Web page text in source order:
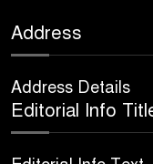
Address
Address Details
Editorial Info